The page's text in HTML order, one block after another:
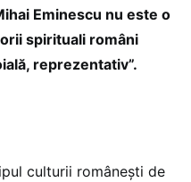
Eminescu nu este o
spirituali români
reprezentativ”.
culturii româneşti de